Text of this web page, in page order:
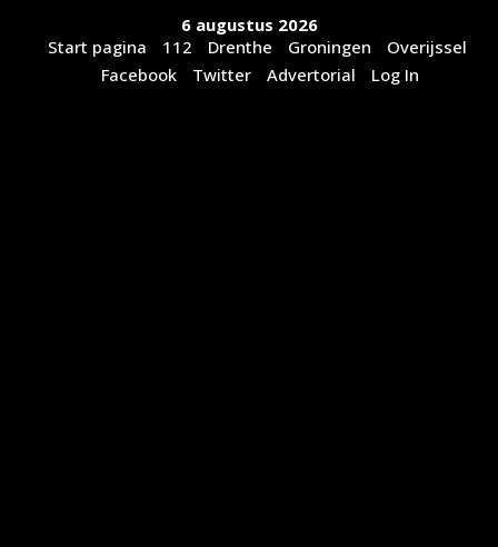
6 augustus 2026
Start pagina
112 Drenthe Groningen
Overijssel
Facebook
Twitter Advertorial Log In